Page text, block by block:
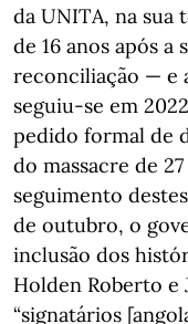
da UNITA, na sua
de 16 anos após a
reconciliação — e
seguiu-se em
pedido formal de
do massacre de
seguimento
de outubro, o
inclusão dos
Holden Roberto e
“signatários